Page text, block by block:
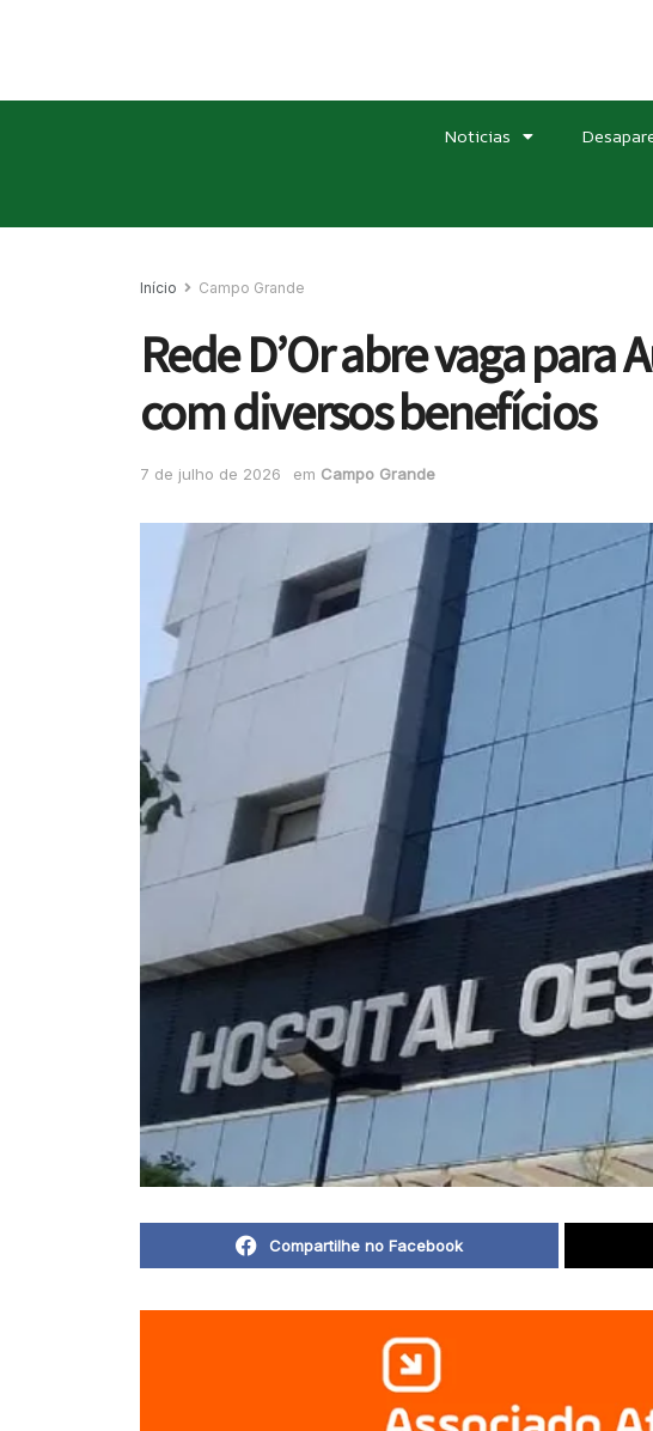
Noticias
Início Campo Grande
Rede D’Or abre vaga
com diversos benefícios
7 de julho de 2026 em Campo Grande
Compartilhe no Facebook